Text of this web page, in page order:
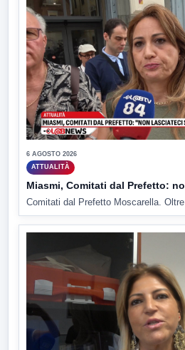
6 AGOSTO 2026
ATTUALITÀ
Miasmi, Comitati dal Prefetto:
Comitati dal Prefetto Moscarella. Oltre